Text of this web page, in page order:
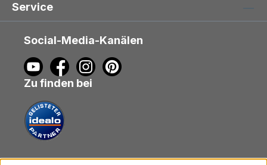
Service
Social-Media-Kanälen
Zu finden bei